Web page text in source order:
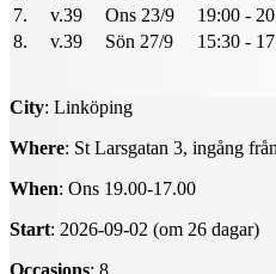
7.
v.39 Ons 23/9 19:00 -
8.
v.39 Sön 27/9 15:30 -
City: Linköping
Where: St Larsgatan 3, ingång
When: Ons 19.00-17.00
Start: 2026-09-02 (om 26 dagar)
Occasions: 8